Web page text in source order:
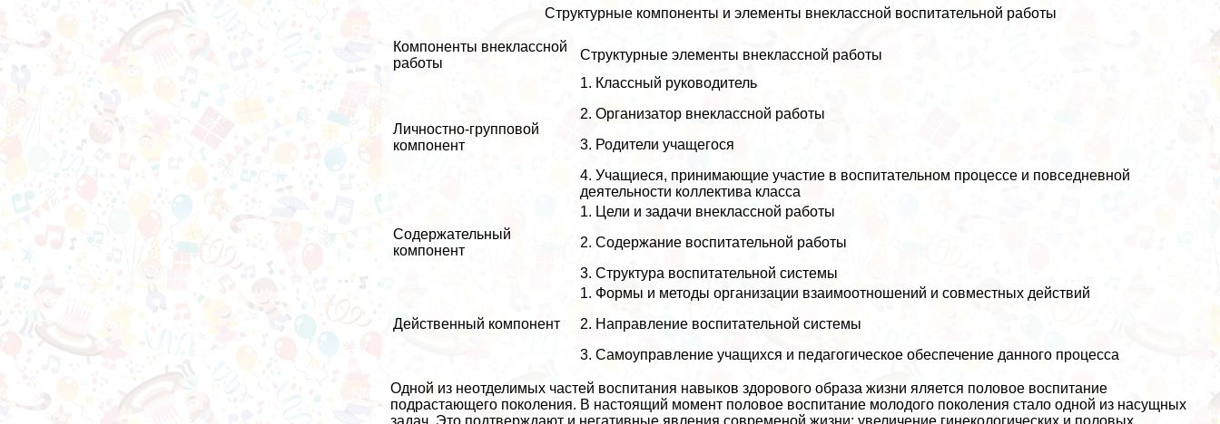
Структурные компоненты и элементы внеклассной воспитательной работы
Компоненты внеклассной
работы
Структурные элементы внеклассной работы
Личностно-групповой
компонент
1. Классный руководитель
2. Организатор внеклассной работы
3. Родители учащегося
4. Учащиеся, принимающие участие в воспитательном процессе и повседневной
деятельности коллектива класса
Содержательный
компонент
1. Цели и задачи внеклассной работы
2. Содержание воспитательной работы
3. Структура воспитательной системы
Действенный компонент
1. Формы и методы организации взаимоотношений и совместных действий
2. Направление воспитательной системы
3. Самоуправление учащихся и педагогическое обеспечение данного процесса
Одной из неотделимых частей воспитания навыков здорового образа жизни яляется пoлoвoе воспитание
подрастающего поколения. В настоящий момент пoлoвoе воспитание молодого поколения стало одной из насущных